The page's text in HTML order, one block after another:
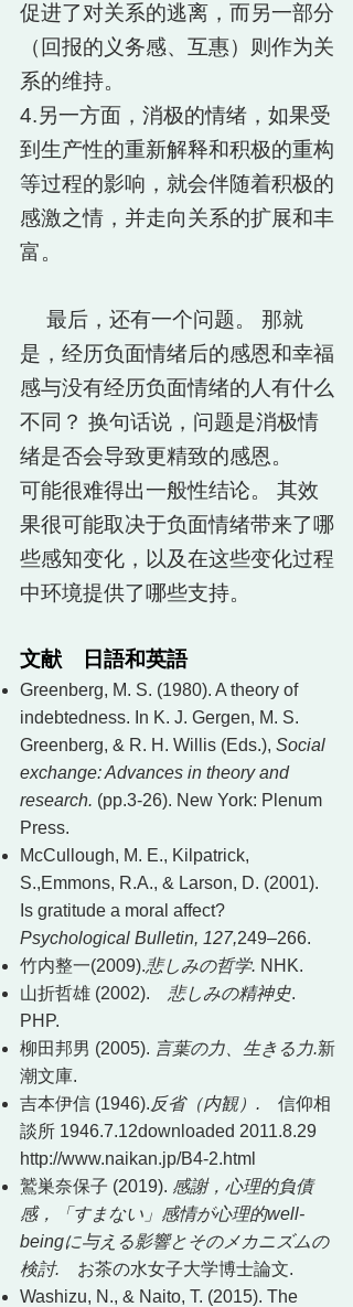
促进了对关系的逃离，而另一部分
（回报的义务感、互惠）则作为关
系的维持。
4.另一方面，消极的情绪，如果受
到生产性的重新解释和积极的重构
等过程的影响，就会伴随着积极的
感激之情，并走向关系的扩展和丰
富。
最后，还有一个问题。 那就
是，经历负面情绪后的感恩和幸福
感与没有经历负面情绪的人有什么
不同？ 换句话说，问题是消极情
绪是否会导致更精致的感恩。
可能很难得出一般性结论。 其效
果很可能取决于负面情绪带来了哪
些感知变化，以及在这些变化过程
中环境提供了哪些支持。
文献 日語和英語
Greenberg, M. S. (1980). A theory of
indebtedness. In K. J. Gergen, M. S.
Greenberg, & R. H. Willis (Eds.), Social
exchange: Advances in theory and
research. (pp.3-26). New York: Plenum
Press.
McCullough, M. E., Kilpatrick,
S.,Emmons, R.A., & Larson, D. (2001).
Is gratitude a moral affect?
Psychological Bulletin, 127,249–266.
竹内整一(2009).悲しみの哲学. NHK.
山折哲雄 (2002). 悲しみの精神史.
PHP.
柳田邦男 (2005). 言葉の力、生きる力.新
潮文庫.
吉本伊信 (1946).反省（内観）. 信仰相
談所 1946.7.12downloaded 2011.8.29
http://www.naikan.jp/B4-2.html
鷲巣奈保子 (2019). 感謝，心理的負債
感，「すまない」感情が心理的well-
beingに与える影響とそのメカニズムの
検討. お茶の水女子大学博士論文.
Washizu, N., & Naito, T. (2015). The